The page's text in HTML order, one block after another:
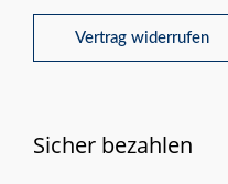
Vertrag widerrufen
Sicher bezahlen